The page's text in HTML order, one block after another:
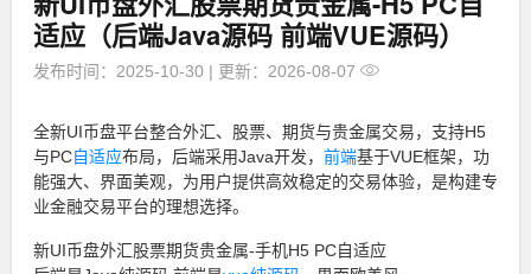
适应（后端Java源码 前端VUE源码）
发布时间：2025-10-30 | 更新：2026-08-07
全新UI币盘平台整合外汇、股票、期货与贵金属交易，支持H5
与PC自适应布局，后端采用Java开发， 前端基于VUE框架，功
能强大、界面美观，为用户提供高效稳定的交易体验，是构建专
业金融交易平台的理想选择。
新UI币盘外汇股票期货贵金属-手机H5 PC自适应